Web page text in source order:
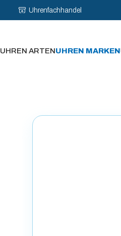
Uhrenfachhandel
UHREN ARTENUHREN MARKEN